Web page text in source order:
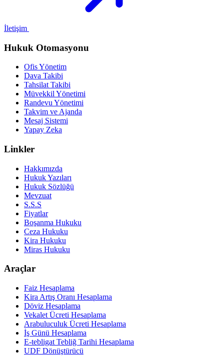
İletişim
Hukuk Otomasyonu
Ofis Yönetim
Dava Takibi
Tahsilat Takibi
Müvekkil Yönetimi
Randevu Yönetimi
Takvim ve Ajanda
Mesaj Sistemi
Yapay Zeka
Linkler
Hakkımızda
Hukuk Yazıları
Hukuk Sözlüğü
Mevzuat
S.S.S
Fiyatlar
Boşanma Hukuku
Ceza Hukuku
Kira Hukuku
Miras Hukuku
Araçlar
Faiz Hesaplama
Kira Artış Oranı Hesaplama
Döviz Hesaplama
Vekalet Ücreti Hesaplama
Arabuluculuk Ücreti Hesaplama
İş Günü Hesaplama
E-tebligat Tebliğ Tarihi Hesaplama
UDF Dönüştürücü